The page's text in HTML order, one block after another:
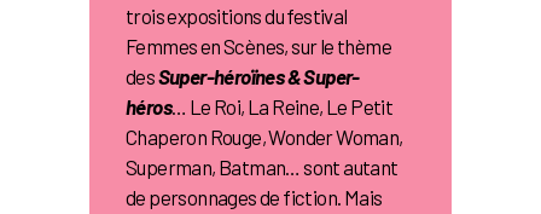
trois expositions du festival
Femmes en Scènes, sur le thème
desSuper-héroïnes & Super-
héros… Le Roi, La Reine, Le Petit
Chaperon Rouge, Wonder Woman,
Superman, Batman… sont autant
de personnages de fiction. Mais